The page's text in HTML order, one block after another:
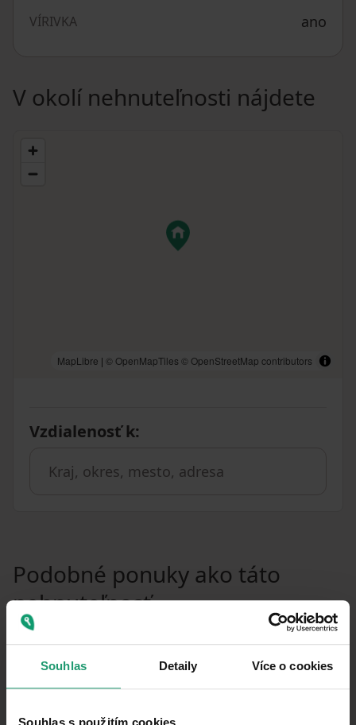
Souhlas Detaily Více o cookies
VÍRIVKA ano
V okolí nehnuteľnosti nájdete
MapLibre | © OpenMapTiles © OpenStreetMap contributors
Vzdialenosť k:
Podobné ponuky ako táto
nehnuteľnosť